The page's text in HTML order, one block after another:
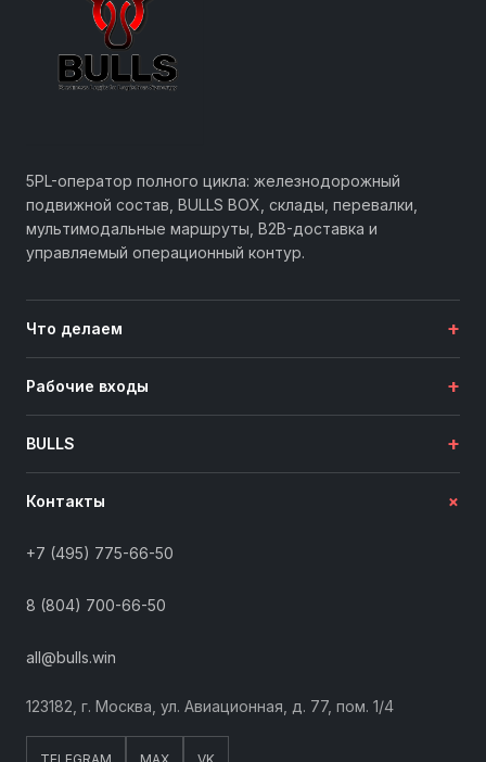
5PL-оператор полного цикла: железнодорожный
подвижной состав, BULLS BOX, склады, перевалки,
мультимодальные маршруты, B2B-доставка и
управляемый операционный контур.
Что делаем +
Рабочие входы +
BULLS +
Контакты +
+7 (495) 775-66-50
8 (804) 700-66-50
all@bulls.win
123182, г. Москва, ул. Авиационная, д. 77, пом. 1/4